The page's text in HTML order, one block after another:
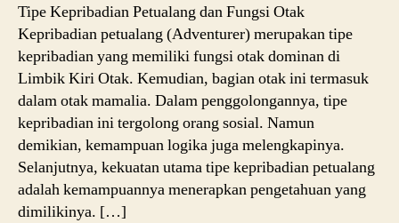
Tipe Kepribadian Petualang dan Fungsi Otak
Kepribadian petualang (Adventurer) merupakan tipe
kepribadian yang memiliki fungsi otak dominan di
Limbik Kiri Otak. Kemudian, bagian otak ini termasuk
dalam otak mamalia. Dalam penggolongannya, tipe
kepribadian ini tergolong orang sosial. Namun
demikian, kemampuan logika juga melengkapinya.
Selanjutnya, kekuatan utama tipe kepribadian petualang
adalah kemampuannya menerapkan pengetahuan yang
dimilikinya. […]